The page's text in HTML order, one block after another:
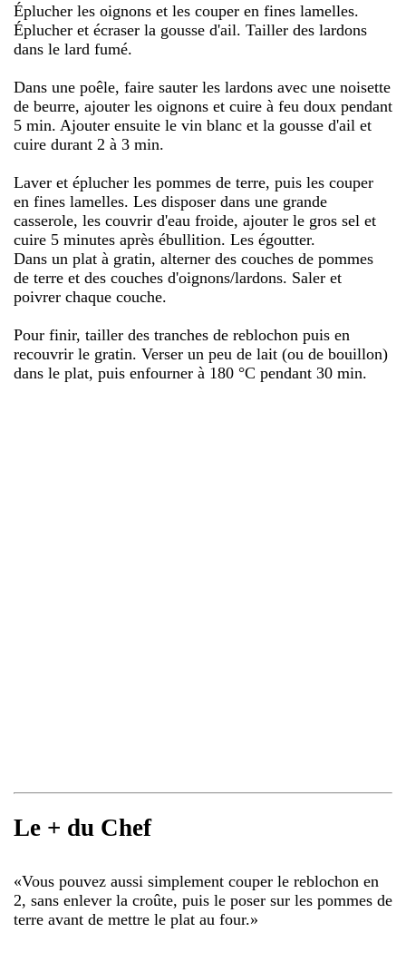
Éplucher les oignons et les couper en fines lamelles.
Éplucher et écraser la gousse d'ail. Tailler des lardons
dans le lard fumé.
Dans une poêle, faire sauter les lardons avec une noisette
de beurre, ajouter les oignons et cuire à feu doux pendant
5 min. Ajouter ensuite le vin blanc et la gousse d'ail et
cuire durant 2 à 3 min.
Laver et éplucher les pommes de terre, puis les couper
en fines lamelles. Les disposer dans une grande
casserole, les couvrir d'eau froide, ajouter le gros sel et
cuire 5 minutes après ébullition. Les égoutter.
Dans un plat à gratin, alterner des couches de pommes
de terre et des couches d'oignons/lardons. Saler et
poivrer chaque couche.
Pour finir, tailler des tranches de reblochon puis en
recouvrir le gratin. Verser un peu de lait (ou de bouillon)
dans le plat, puis enfourner à 180 °C pendant 30 min.
Le + du Chef
«Vous pouvez aussi simplement couper le reblochon en
2, sans enlever la croûte, puis le poser sur les pommes de
terre avant de mettre le plat au four.»